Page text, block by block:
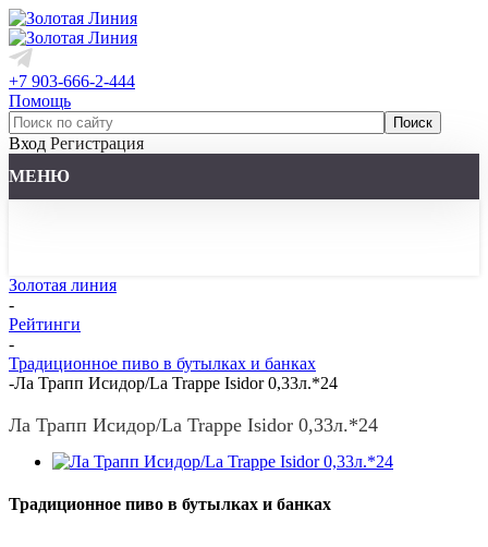
+7 903-666-2-444
Помощь
Вход Регистрация
МЕНЮ
Золотая линия
-
Рейтинги
-
Традиционное пиво в бутылках и банках
-Ла Трапп Исидор/La Trappe Isidor 0,33л.*24
Ла Трапп Исидор/La Trappe Isidor 0,33л.*24
Традиционное пиво в бутылках и банках